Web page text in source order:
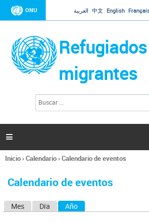
Jump to navigation
ONU العربية 中文 English
migrantes
l
s

Se
usted
Inicio›Calendario›Calendario de eventos
Calendario de eventos
Mes Día Año